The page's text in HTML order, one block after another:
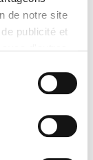
de notre site
publicité et